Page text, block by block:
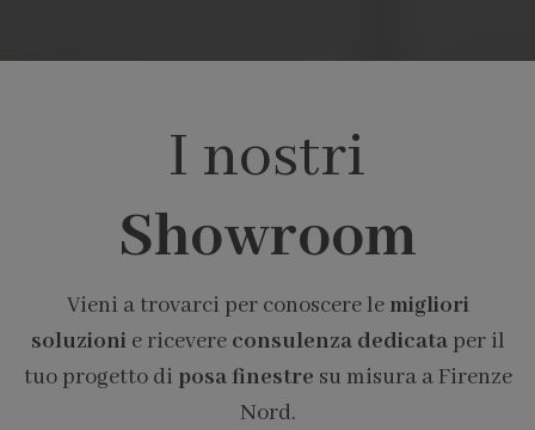
I nostri
Showroom
Vieni a trovarci per conoscere le migliori
soluzionie ricevere consulenza dedicataper il
tuo progetto di posa finestre su misura a Firenze
Nord.